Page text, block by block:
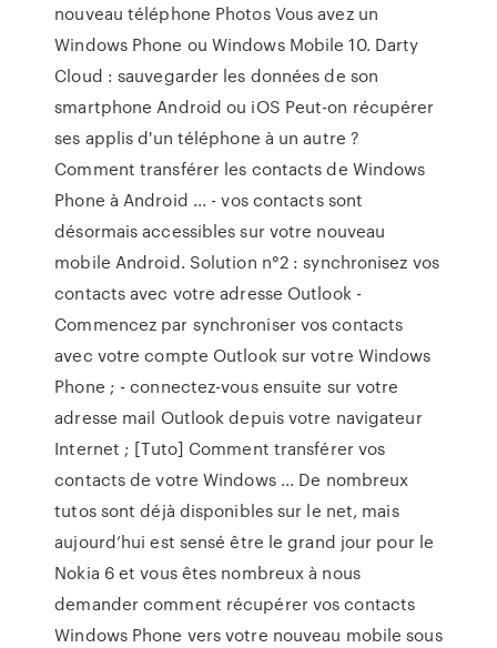
nouveau téléphone Photos Vous avez un
Windows Phone ou Windows Mobile 10. Darty
Cloud : sauvegarder les données de son
smartphone Android ou iOS Peut-on récupérer
ses applis d'un téléphone à un autre ?
Comment transférer les contacts de Windows
Phone à Android ... - vos contacts sont
désormais accessibles sur votre nouveau
mobile Android. Solution n°2 : synchronisez vos
contacts avec votre adresse Outlook -
Commencez par synchroniser vos contacts
avec votre compte Outlook sur votre Windows
Phone ; - connectez-vous ensuite sur votre
adresse mail Outlook depuis votre navigateur
Internet ; [Tuto] Comment transférer vos
contacts de votre Windows ... De nombreux
tutos sont déjà disponibles sur le net, mais
aujourd’hui est sensé être le grand jour pour le
Nokia 6 et vous êtes nombreux à nous
demander comment récupérer vos contacts
Windows Phone vers votre nouveau mobile sous